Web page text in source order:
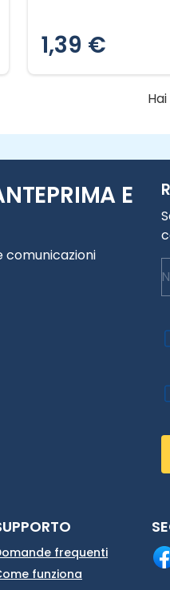
1,39 €
E
comunicazioni
frequenti
funziona